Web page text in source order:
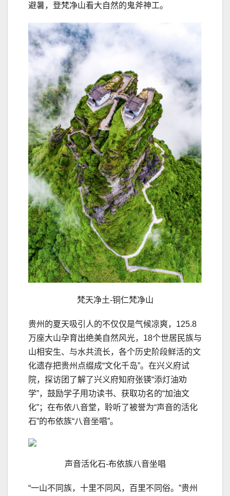
避暑，登梵净山看大自然的鬼斧神工。
梵天净土-铜仁梵净山
贵州的夏天吸引人的不仅仅是气候凉爽，125.8
万座大山孕育出绝美自然风光，18个世居民族与
山相安生、与水共流长，各个历史阶段鲜活的文
化遗存把贵州点缀成“文化千岛”。在兴义府试
院，探访团了解了兴义府知府张锳“添灯油劝
学”，鼓励学子用功读书、获取功名的“加油文
化”；在布依八音堂，聆听了被誉为“声音的活化
石”的布依族“八音坐唱”。
声音活化石-布依族八音坐唱
“一山不同族，十里不同风，百里不同俗。”贵州